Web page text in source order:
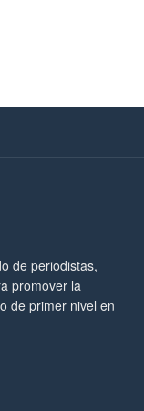
de periodistas,
promover la
de primer nivel en